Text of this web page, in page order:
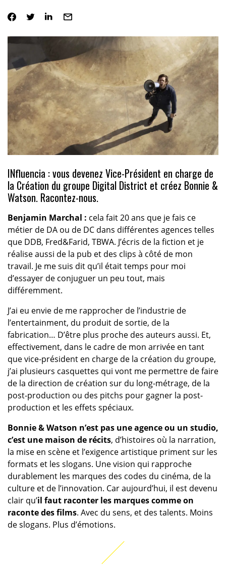
INfluencia : vous devenez Vice-Président en charge de
la Création du groupe Digital District et créez Bonnie &
Watson. Racontez-nous.
Benjamin Marchal : cela fait 20 ans que je fais ce
métier de DA ou de DC dans différentes agences telles
que DDB, Fred&Farid, TBWA. J’écris de la fiction et je
réalise aussi de la pub et des clips à côté de mon
travail. Je me suis dit qu’il était temps pour moi
d’essayer de conjuguer un peu tout, mais
différemment.
J’ai eu envie de me rapprocher de l’industrie de
l’entertainment, du produit de sortie, de la
fabrication… D’être plus proche des auteurs aussi. Et,
effectivement, dans le cadre de mon arrivée en tant
que vice-président en charge de la création du groupe,
j’ai plusieurs casquettes qui vont me permettre de faire
de la direction de création sur du long-métrage, de la
post-production ou des pitchs pour gagner la post-
production et les effets spéciaux.
Bonnie & Watson n’est pas une agence ou un studio,
c’est une maison de récits, d’histoires où la narration,
la mise en scène et l’exigence artistique priment sur les
formats et les slogans. Une vision qui rapproche
durablement les marques des codes du cinéma, de la
culture et de l’innovation. Car aujourd’hui, il est devenu
clair qu’il faut raconter les marques comme on
raconte des films. Avec du sens, et des talents. Moins
de slogans. Plus d’émotions.